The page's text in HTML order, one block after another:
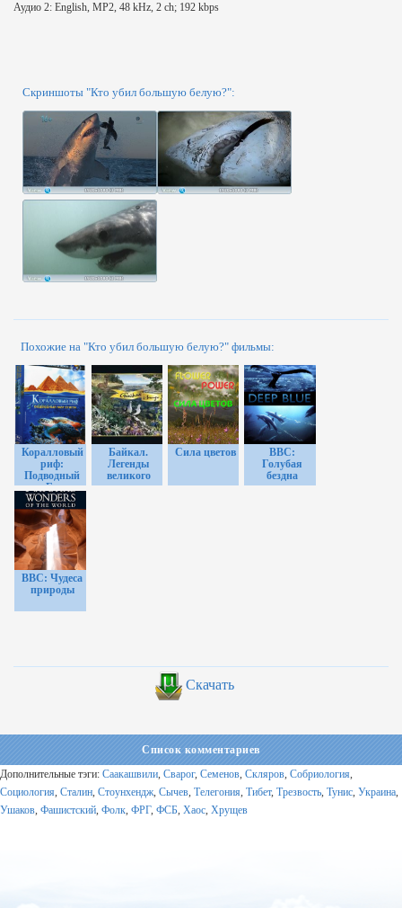
Аудио 2: English, MP2, 48 kHz, 2 ch; 192 kbps
Скриншоты "Кто убил большую белую?":
Похожие на "Кто убил большую белую?" фильмы:
Коралловый
риф:
Подводный
мир Египта
Байкал.
Легенды
великого
озера
Сила цветов
ВВС:
Голубая
бездна
BBC: Чудеса
природы
Скачать
Список комментариев
Дополнительные тэги: Саакашвили, Сварог, Семенов, Скляров, Собриология,
Социология, Сталин, Стоунхендж, Сычев, Телегония, Тибет, Трезвость, Тунис, Украина,
Ушаков, Фашистский, Фолк, ФРГ, ФСБ, Хаос, Хрущев